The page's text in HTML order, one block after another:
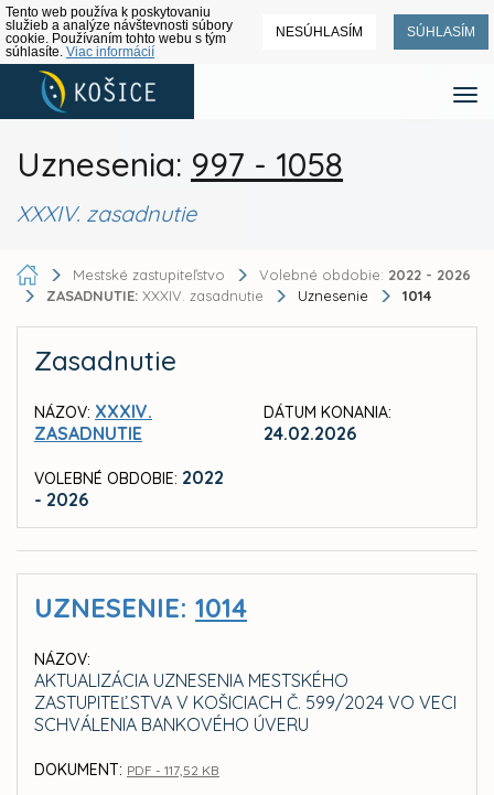
Tento web používa k poskytovaniu
služieb a analýze návštevnosti súbory
cookie. Používaním tohto webu s tým
súhlasíte. Viac informácií
NESÚHLASÍM SÚHLASÍM
Uznesenia: 997 - 1058
XXXIV. zasadnutie
Mestské zastupiteľstvo Volebné obdobie: 2022 - 2026
ZASADNUTIE: XXXIV. zasadnutie Uznesenie 1014
Zasadnutie
NÁZOV: XXXIV.
ZASADNUTIE
VOLEBNÉ OBDOBIE: 2022
- 2026
DÁTUM KONANIA:
24.02.2026
UZNESENIE: 1014
NÁZOV:
AKTUALIZÁCIA UZNESENIA MESTSKÉHO
ZASTUPITEĽSTVA V KOŠICIACH Č. 599/2024 VO VECI
SCHVÁLENIA BANKOVÉHO ÚVERU
DOKUMENT: PDF - 117,52 KB